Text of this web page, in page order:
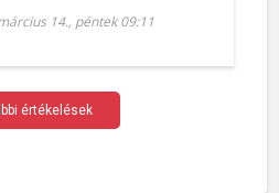
14., péntek 09:11
értékelések